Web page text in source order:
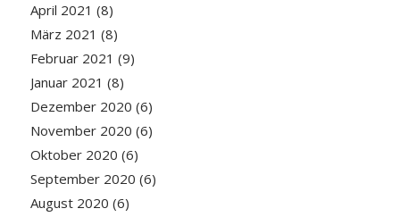
April 2021 (8)
März 2021 (8)
Februar 2021 (9)
Januar 2021 (8)
Dezember 2020 (6)
November 2020 (6)
Oktober 2020 (6)
September 2020 (6)
August 2020 (6)